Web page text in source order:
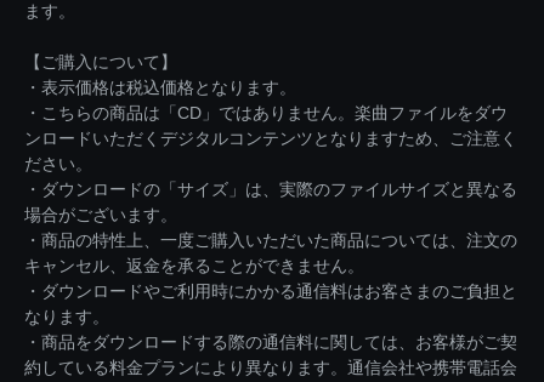
ます。
【ご購入について】
・表示価格は税込価格となります。
・こちらの商品は「CD」ではありません。楽曲ファイルをダウ
ンロードいただくデジタルコンテンツとなりますため、ご注意く
ださい。
・ダウンロードの「サイズ」は、実際のファイルサイズと異なる
場合がございます。
・商品の特性上、一度ご購入いただいた商品については、注文の
キャンセル、返金を承ることができません。
・ダウンロードやご利用時にかかる通信料はお客さまのご負担と
なります。
・商品をダウンロードする際の通信料に関しては、お客様がご契
約している料金プランにより異なります。通信会社や携帯電話会